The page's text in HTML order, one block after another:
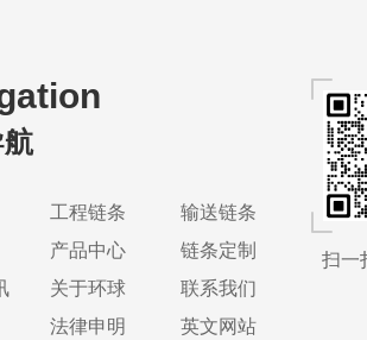
航
工程链条
输送链条
产品中心
链条定制
关于环球
联系我们
法律申明
英文网站
扫一